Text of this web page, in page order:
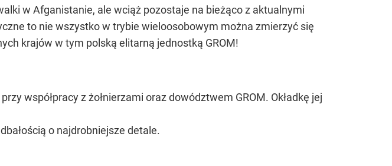
w Afganistanie, ale wciąż pozostaje na bieżąco z aktualnymi
to nie wszystko w trybie wieloosobowym można zmierzyć się
krajów w tym polską elitarną jednostką GROM!
współpracy z żołnierzami oraz dowództwem GROM. Okładkę jej
o najdrobniejsze detale.